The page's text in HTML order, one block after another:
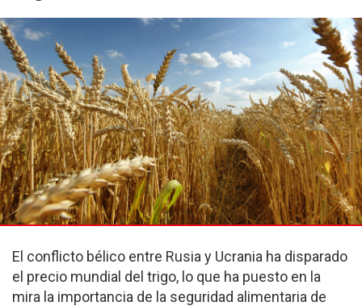
El conflicto bélico entre Rusia y Ucrania ha disparado
el precio mundial del trigo, lo que ha puesto en la
mira la importancia de la seguridad alimentaria de